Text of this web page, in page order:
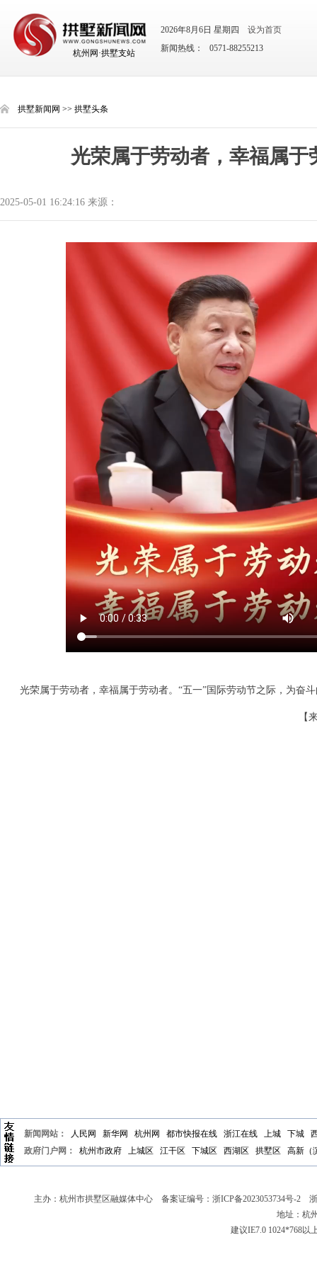
杭州网·拱墅支站
2026年8月6日 星期四
设为首页
新闻热线： 0571-88255213
拱墅新闻网 >> 拱墅头条
光荣属于劳动者，幸福属于
2025-05-01 16:24:16 来源：
光荣属于劳动者，幸福属于劳动者。“五一”国际劳动节之际，为奋
【
新闻网站： 人民网 新华网 杭州网 都市快报在线 浙江在线 上城 下城
政府门户网：
杭州市政府 上城区 江干区 下城区 西湖区 拱墅区 高新（
主办：杭州市拱墅区融媒体中心 备案证编号： 浙ICP备2023053734号-2 浙
地址：杭
建议IE7.0 1024*768